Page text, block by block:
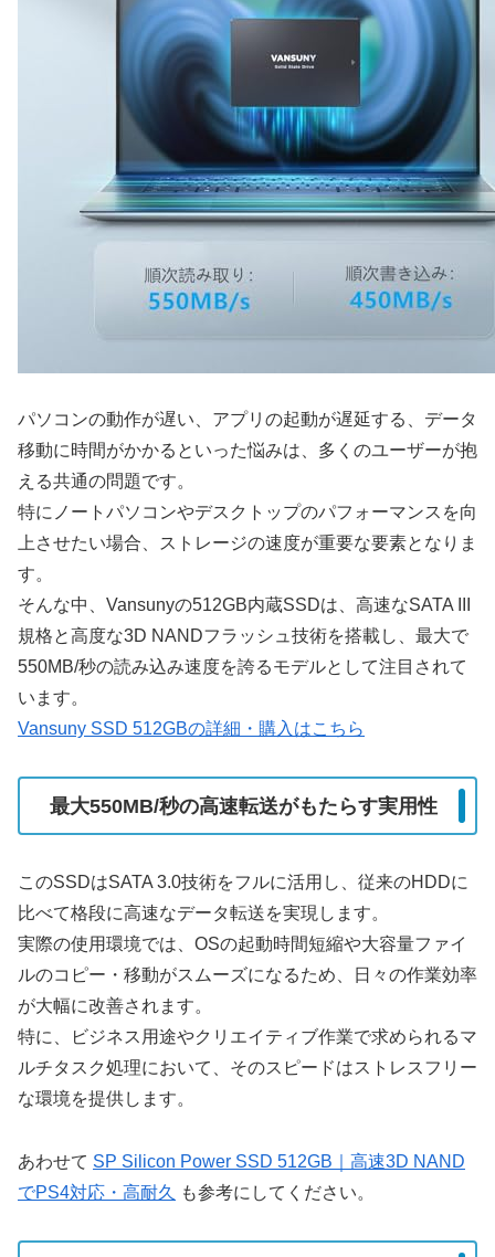
パソコンの動作が遅い、アプリの起動が遅延する、データ
移動に時間がかかるといった悩みは、多くのユーザーが抱
える共通の問題です。
特にノートパソコンやデスクトップのパフォーマンスを向
上させたい場合、ストレージの速度が重要な要素となりま
す。
そんな中、Vansunyの512GB内蔵SSDは、高速なSATA III
規格と高度な3D NANDフラッシュ技術を搭載し、最大で
550MB/秒の読み込み速度を誇るモデルとして注目されて
います。
Vansuny SSD 512GBの詳細・購入はこちら
最大550MB/秒の高速転送がもたらす実用性
このSSDはSATA 3.0技術をフルに活用し、従来のHDDに
比べて格段に高速なデータ転送を実現します。
実際の使用環境では、OSの起動時間短縮や大容量ファイ
ルのコピー・移動がスムーズになるため、日々の作業効率
が大幅に改善されます。
特に、ビジネス用途やクリエイティブ作業で求められるマ
ルチタスク処理において、そのスピードはストレスフリー
な環境を提供します。
あわせて SP Silicon Power SSD 512GB｜高速3D NAND
でPS4対応・高耐久
も参考にしてください。